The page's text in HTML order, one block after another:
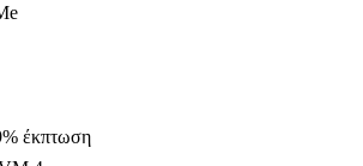
έκπτωση